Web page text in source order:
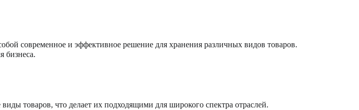
современное и эффективное решение для хранения различных видов товаров.
бизнеса.
товаров, что делает их подходящими для широкого спектра отраслей.